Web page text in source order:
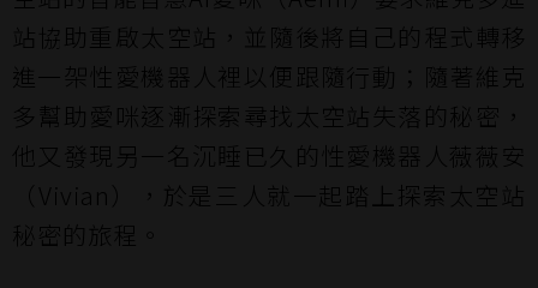
站協助重啟太空站，並隨後將自己的程式轉移
進一架性愛機器人裡以便跟隨行動；隨著維克
多幫助愛咪逐漸探索尋找太空站失落的秘密，
他又發現另一名沉睡已久的性愛機器人薇薇安
（Vivian），於是三人就一起踏上探索太空站
秘密的旅程。